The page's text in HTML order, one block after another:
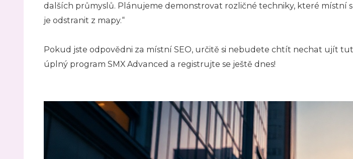
dalších průmyslů. Plánujeme demonstrovat rozličné techniky, které místní
je odstranit z mapy.“
Pokud jste odpovědni za místní SEO, určitě si nebudete chtít nechat ujít
úplný program SMX Advanced a registrujte se ještě dnes!